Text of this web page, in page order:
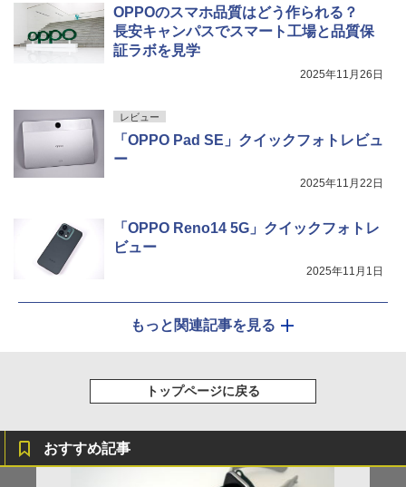
OPPOのスマホ品質はどう作られる？
長安キャンパスでスマート工場と品質保
証ラボを見学
2025年11月26日
レビュー
「OPPO Pad SE」クイックフォトレビュ
ー
2025年11月22日
「OPPO Reno14 5G」クイックフォトレ
ビュー
2025年11月1日
もっと関連記事を見る
トップページに戻る
おすすめ記事